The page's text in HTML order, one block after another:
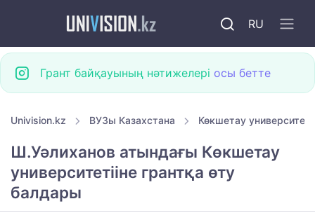
RU
Грант байқауының нәтижелері осы бетте
Univision.kz ВУЗы Казахстана Көкшетау
Ш.Уәлиханов атындағы Көкшетау
университетiіне грантқа өту
балдары